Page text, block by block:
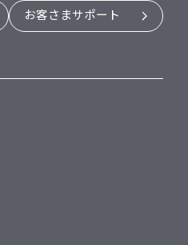
お客さまサポート